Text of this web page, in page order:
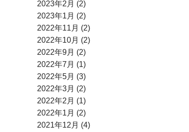
2023年2月 (2)
2023年1月 (2)
2022年11月 (2)
2022年10月 (2)
2022年9月 (2)
2022年7月 (1)
2022年5月 (3)
2022年3月 (2)
2022年2月 (1)
2022年1月 (2)
2021年12月 (4)